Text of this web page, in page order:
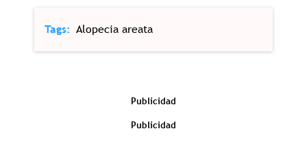
Tags Alopecia areata
Publicidad
Publicidad